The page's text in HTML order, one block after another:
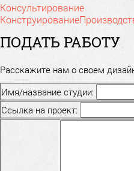
Консультирование
Конструирование
ПОДАТЬ РАБОТУ
Расскажите нам о своем
Имя/название студии:
Ссылка на проект: